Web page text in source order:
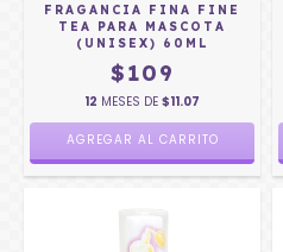
FRAGANCIA FINA FINE
TEA PARA MASCOTA
(UNISEX) 60ML
$109
12 MESES DE $11.07